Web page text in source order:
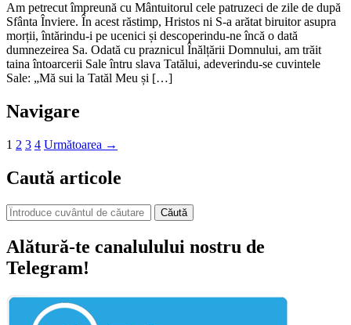
Am petrecut împreună cu Mântuitorul cele patruzeci de zile de după
Sfânta Înviere. În acest răstimp, Hristos ni S-a arătat biruitor asupra
morții, întărindu-i pe ucenici și descoperindu-ne încă o dată
dumnezeirea Sa. Odată cu praznicul Înălțării Domnului, am trăit
taina întoarcerii Sale întru slava Tatălui, adeverindu-se cuvintele
Sale: „Mă sui la Tatăl Meu și […]
Navigare
1 2 3 4 Următoarea →
Caută articole
Căută
Alătură-te canalulului nostru de
Telegram!